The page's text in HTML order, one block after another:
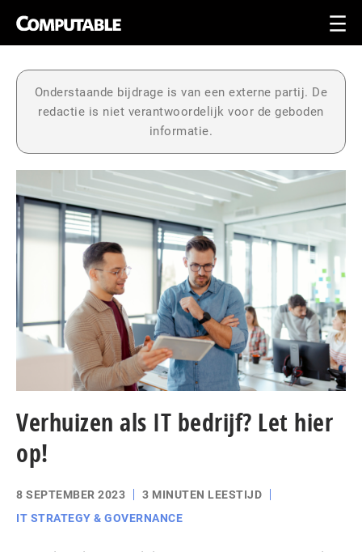
Onderstaande bijdrage is van een externe partij. De
redactie is niet verantwoordelijk voor de geboden
informatie.
Verhuizen als IT bedrijf? Let hier
op!
8 SEPTEMBER 2023
3 MINUTEN LEESTIJD
IT STRATEGY & GOVERNANCE